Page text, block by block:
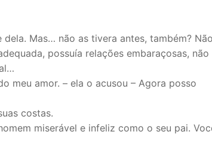
Mas… não as tivera antes, também?
possuía relações embaraçosas, não
meu amor. – ela o acusou – Agora posso
costas.
miserável e infeliz como o seu pai.